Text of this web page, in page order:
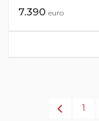
7.390 euro
1